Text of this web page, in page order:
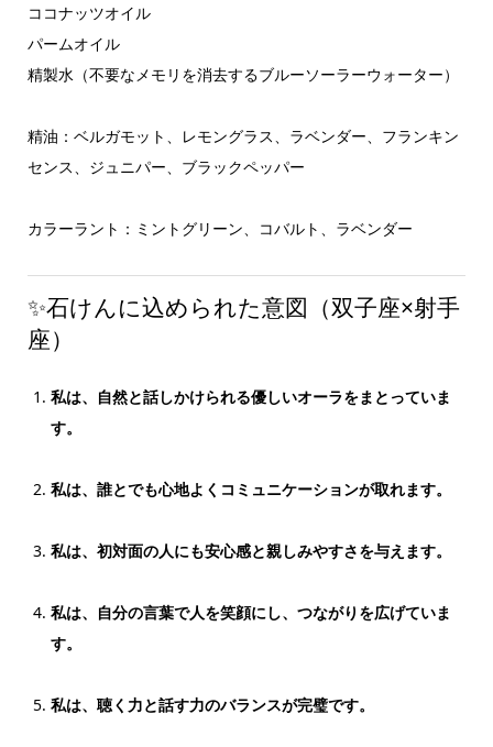
ココナッツオイル
パームオイル
精製水（不要なメモリを消去するブルーソーラーウォーター）
精油：ベルガモット、レモングラス、ラベンダー、フランキン
センス、ジュニパー、ブラックペッパー
カラーラント：ミントグリーン、コバルト、ラベンダー
✨石けんに込められた意図（双子座×射手
座）
私は、自然と話しかけられる優しいオーラをまとっていま
す。
私は、誰とでも心地よくコミュニケーションが取れます。
私は、初対面の人にも安心感と親しみやすさを与えます。
私は、自分の言葉で人を笑顔にし、つながりを広げていま
す。
私は、聴く力と話す力のバランスが完璧です。